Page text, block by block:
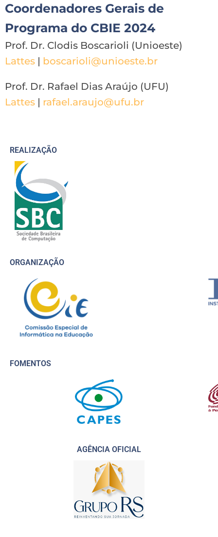
Coordenadores Gerais de
Programa do CBIE 2024
Prof. Dr. Clodis Boscarioli (Unioeste)
Lattes | boscarioli@unioeste.br
Prof. Dr. Rafael Dias Araújo (UFU)
Lattes | rafael.araujo@ufu.br
REALIZAÇÃO
ORGANIZAÇÃO
FOMENTOS
AGÊNCIA OFICIAL